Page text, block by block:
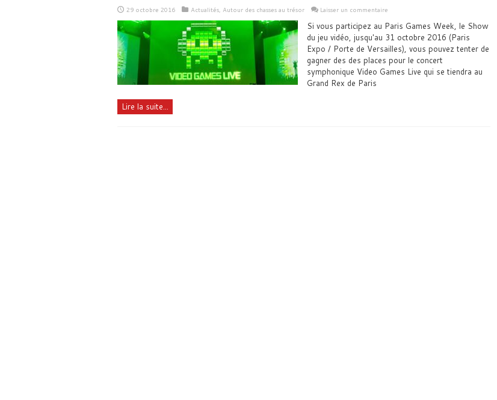
29 octobre 2016 Actualités, Autour des chasses au trésor Laisser un commentaire
Si vous participez au Paris Games Week, le Show
du jeu vidéo, jusqu'au 31 octobre 2016 (Paris
Expo / Porte de Versailles), vous pouvez tenter de
gagner des des places pour le concert
symphonique Video Games Live qui se tiendra au
Grand Rex de Paris
Lire la suite...